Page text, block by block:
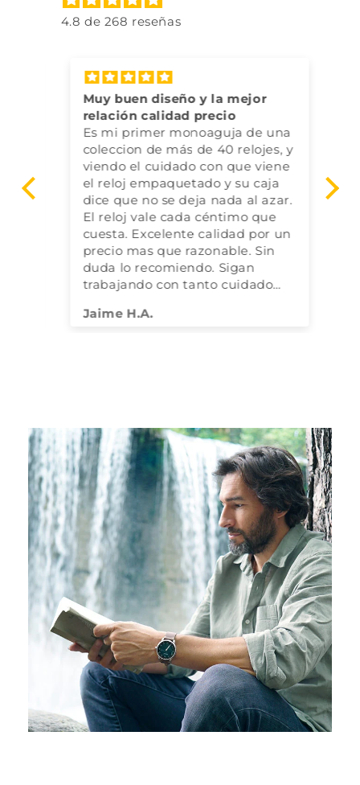
4.8 de 268 reseñas
Muy buen diseño y la mejor
relación calidad precio
Es mi primer monoaguja de una
coleccion de más de 40 relojes, y
viendo el cuidado con que viene
el reloj empaquetado y su caja
dice que no se deja nada al azar.
El reloj vale cada céntimo que
cuesta. Excelente calidad por un
precio mas que razonable. Sin
duda lo recomiendo. Sigan
trabajando con tanto cuidado
Jaime H.A.